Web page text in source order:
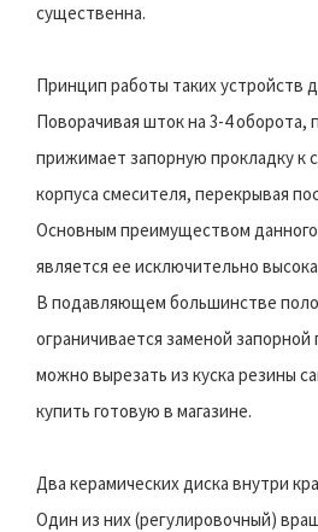
существенна.
Принцип работы таких устройств
Поворачивая шток на 3-4 оборота,
прижимает запорную прокладку к
корпуса смесителя, перекрывая
Основным преимуществом данного
является ее исключительно
В подавляющем большинстве
ограничивается заменой
можно вырезать из куска резины
купить готовую в магазине.
Два керамических диска внутри
Один из них (регулировочный)